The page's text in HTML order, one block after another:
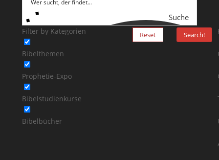
Suche
Filter by Kategorien
Bibelthemen
Prophetie-Expo
Bibelstudienkurse
Bibelbücher
Reset Search!